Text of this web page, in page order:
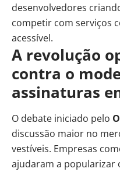
desenvolvedores
competir com serviços
acessível.
A revolução
contra o
assinaturas
O debate iniciado pelo
discussão maior no
vestíveis. Empresas
ajudaram a popularizar